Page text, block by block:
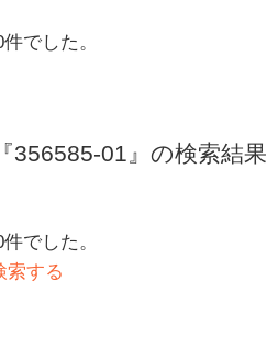
でした。
356585-01』の検索結果
でした。
索する